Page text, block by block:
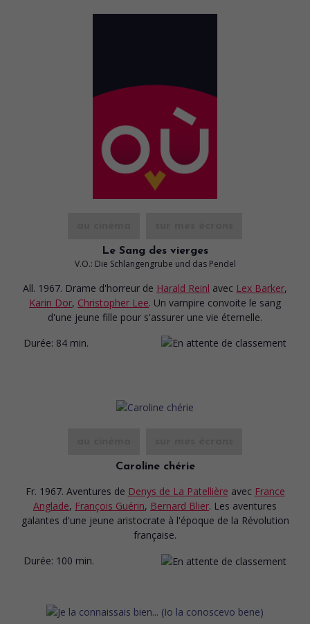
Le Sang des vierges
V.O.: Die Schlangengrube und das Pendel
All. 1967. Drame d'horreur de Harald Reinl avec Lex Barker,
Karin Dor, Christopher Lee. Un vampire convoite le sang
d'une jeune fille pour s'assurer une vie éternelle.
Durée: 84 min.
Caroline chérie
Fr. 1967. Aventures de Denys de La Patellière avec France
Anglade, François Guérin, Bernard Blier. Les aventures
galantes d'une jeune aristocrate à l'époque de la Révolution
française.
Durée: 100 min.